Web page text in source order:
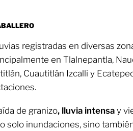
registradas en diversas
en Tlalnepantla,
Cuautitlán Izcalli y
de granizo, lluvia intensa y
solo inundaciones, sino